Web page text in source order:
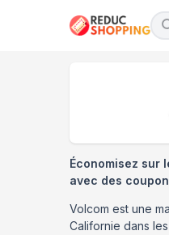
Économisez sur
avec des
Volcom est une
Californie dans